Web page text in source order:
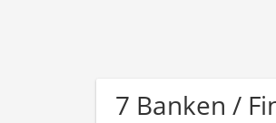
7 Banken /